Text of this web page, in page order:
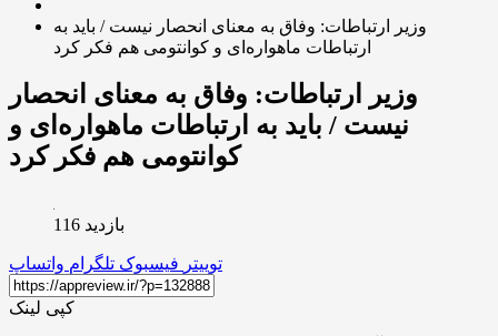
وزیر ارتباطات: وفاق به معنای انحصار نیست / باید به
ارتباطات ماهواره‌ای و کوانتومی هم فکر کرد
وزیر ارتباطات: وفاق به معنای انحصار
نیست / باید به ارتباطات ماهواره‌ای و
کوانتومی هم فکر کرد
بازدید 116
توییتر فیسبوک تلگرام واتساپ
کپی لینک